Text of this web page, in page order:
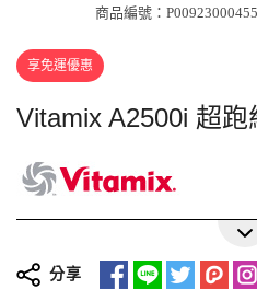
商品編號：
享免運優惠
Vitamix A2500i 超跑
美國百年品牌
設計、開發及生產全
穩定可靠的調理機來
顏色： 時尚黑/耀眼紅 /經典
分享